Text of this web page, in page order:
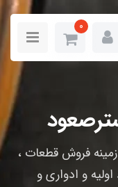
0
فروش قطعات ،
و ادواری و